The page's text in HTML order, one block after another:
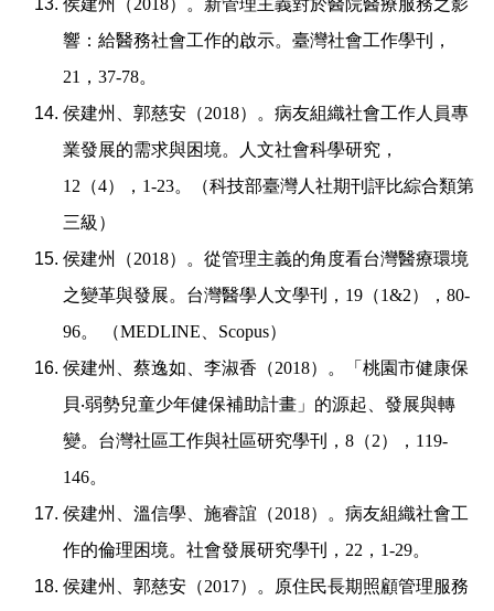
侯建州（2018）。新管理主義對於醫院醫療服務之影
響：給醫務社會工作的啟示。臺灣社會工作學刊，
21 ， 37-78。
侯建州、郭慈安（2018）。病友組織社會工作人員專
業發展的需求與困境。人文社會科學研究，
12 （4）， 1-23。（科技部臺灣人社期刊評比綜合類第
三級）
侯建州（2018）。從管理主義的角度看台灣醫療環境
之變革與發展。台灣醫學人文學刊， 19 （1&2）， 80-
96。 （MEDLINE Scopus）
侯建州、蔡逸如、李淑香（2018）。「桃園市健康保
貝‧弱勢兒童少年健保補助計畫」的源起、發展與轉
變。台灣社區工作與社區研究學刊， 8 （2）， 119-
146。
侯建州、溫信學、施睿誼（2018）。病友組織社會工
作的倫理困境。社會發展研究學刊， 22 ， 1-29。
侯建州、郭慈安（2017）。原住民長期照顧管理服務